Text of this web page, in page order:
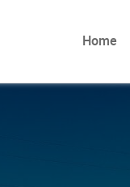
Home